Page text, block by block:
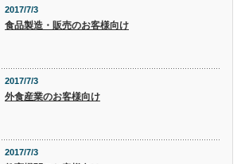
2017/7/3
食品製造・販売のお客様向け
2017/7/3
外食産業のお客様向け
2017/7/3